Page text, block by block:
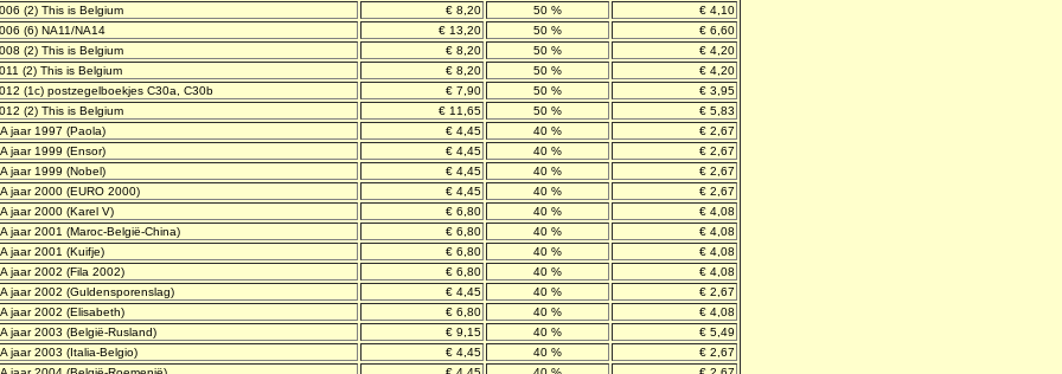
(2) This is Belgium
€ 8,20 50 %
€ 4,10
(6) NA11/NA14
€ 13,20 50 %
€ 6,60
(2) This is Belgium
€ 8,20 50 %
€ 4,20
(2) This is Belgium
€ 8,20 50 %
€ 4,20
(1c) postzegelboekjes C30a, C30b
€ 7,90 50 %
€ 3,95
(2) This is Belgium
€ 11,65 50 %
€ 5,83
jaar 1997 (Paola)
€ 4,45 40 %
€ 2,67
jaar 1999 (Ensor)
€ 4,45 40 %
€ 2,67
jaar 1999 (Nobel)
€ 4,45 40 %
€ 2,67
jaar 2000 (EURO 2000)
€ 4,45 40 %
€ 2,67
jaar 2000 (Karel V)
€ 6,80 40 %
€ 4,08
jaar 2001 (Maroc-België-China)
€ 6,80 40 %
€ 4,08
jaar 2001 (Kuifje)
€ 6,80 40 %
€ 4,08
jaar 2002 (Fila 2002)
€ 6,80 40 %
€ 4,08
jaar 2002 (Guldensporenslag)
€ 4,45 40 %
€ 2,67
jaar 2002 (Elisabeth)
€ 6,80 40 %
€ 4,08
jaar 2003 (België-Rusland)
€ 9,15 40 %
€ 5,49
jaar 2003 (Italia-Belgio)
€ 4,45 40 %
€ 2,67